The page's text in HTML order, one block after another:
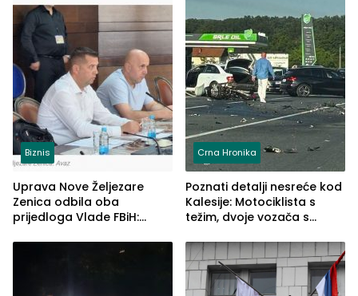
Biznis
Uprava Nove Željezare
Zenica odbila oba
prijedloga Vlade FBiH:
rješenje
Crna Hronika
Poznati detalji nesreće kod
Kalesije: Motociklista s
težim, dvoje vozača s